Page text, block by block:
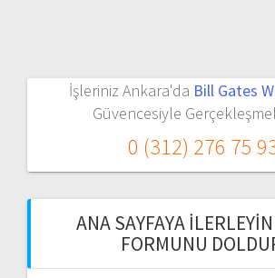
İşleriniz Ankara'da Bill Gates
Güvencesiyle
0 (312) 276 75
ANA SAYFAYA
FORMUNU